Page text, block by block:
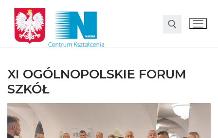
XI OGÓLNOPOLSKIE FORUM
SZKÓŁ